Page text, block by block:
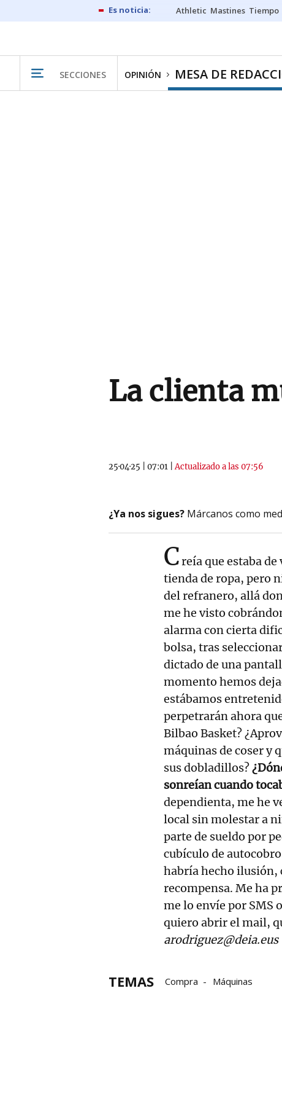
Athletic Mastines Tiempo
SECCIONES OPINIÓN MESA DE
La clienta
25·04·25 07:01 |Actualizado a las 07:56
¿Ya nos sigues? Márcanos como
Creía que estaba
tienda de ropa, pero
del refranero, allá
me he visto
alarma con cierta
bolsa, tras
dictado de una
momento hemos
estábamos
perpetrarán ahora
Bilbao Basket?
máquinas de coser y
sus dobladillos?
sonreían cuando
dependienta, me he
local sin molestar a
parte de sueldo por
cubículo de
habría hecho ilusión,
recompensa. Me ha
me lo envíe por SMS
quiero abrir el mail,
arodriguez@deia.eus
TEMAS Compra Máquinas